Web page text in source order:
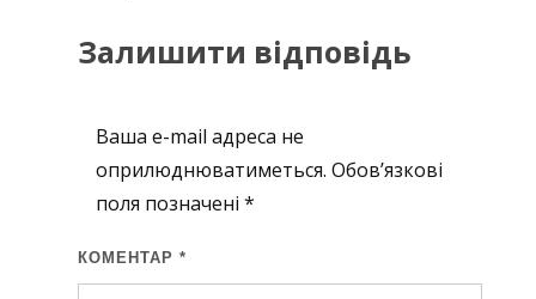
Залишити відповідь
Ваша e-mail адреса не
оприлюднюватиметься. Обов’язкові
поля позначені *
КОМЕНТАР *